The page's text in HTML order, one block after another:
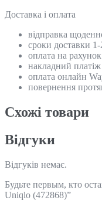
Доставка і оплата
відправка
сроки доставки 1-
оплата на
накладний
оплата онлайн
повернення
Схожi товари
Відгуки
Відгуків немає.
Будьте первым, кто
Uniqlo (472868)”